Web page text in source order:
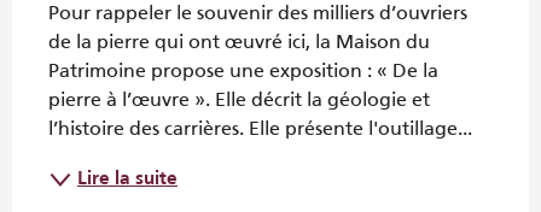
Pour rappeler le souvenir des milliers d’ouvriers
de la pierre qui ont œuvré ici, la Maison du
Patrimoine propose une exposition : « De la
pierre à l’œuvre ». Elle décrit la géologie et
l’histoire des carrières. Elle présente l'outillage...
Lire la suite